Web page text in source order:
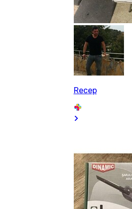
Recep